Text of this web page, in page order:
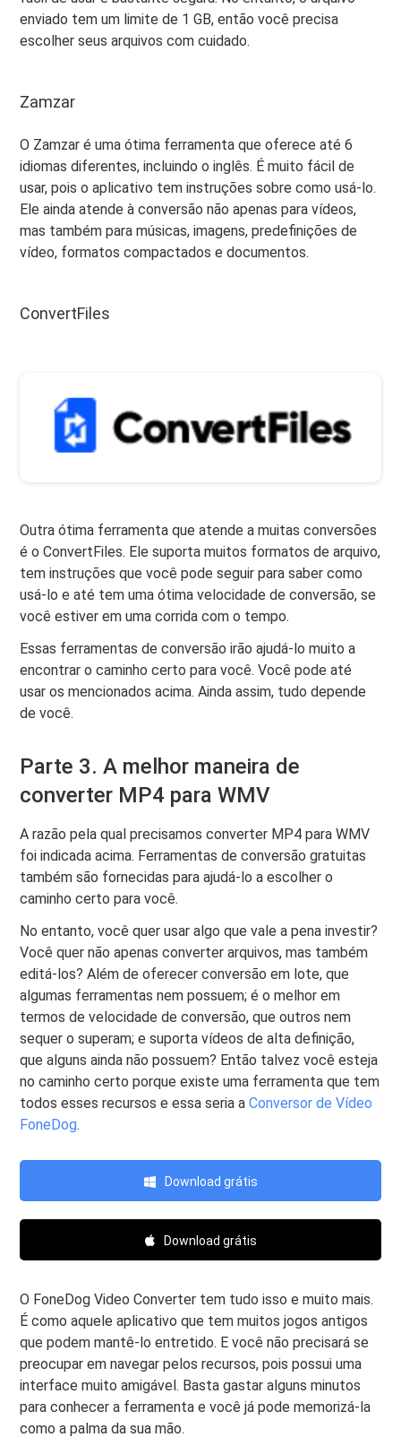
enviado tem um limite de 1 GB, então você precisa
escolher seus arquivos com cuidado.
Zamzar
O Zamzar é uma ótima ferramenta que oferece até 6
idiomas diferentes, incluindo o inglês. É muito fácil de
usar, pois o aplicativo tem instruções sobre como usá-lo.
Ele ainda atende à conversão não apenas para vídeos,
mas também para músicas, imagens, predefinições de
vídeo, formatos compactados e documentos.
ConvertFiles
Outra ótima ferramenta que atende a muitas conversões
é o ConvertFiles. Ele suporta muitos formatos de arquivo,
tem instruções que você pode seguir para saber como
usá-lo e até tem uma ótima velocidade de conversão, se
você estiver em uma corrida com o tempo.
Essas ferramentas de conversão irão ajudá-lo muito a
encontrar o caminho certo para você. Você pode até
usar os mencionados acima. Ainda assim, tudo depende
de você.
Parte 3. A melhor maneira de
converter MP4 para WMV
A razão pela qual precisamos converter MP4 para WMV
foi indicada acima. Ferramentas de conversão gratuitas
também são fornecidas para ajudá-lo a escolher o
caminho certo para você.
No entanto, você quer usar algo que vale a pena investir?
Você quer não apenas converter arquivos, mas também
editá-los? Além de oferecer conversão em lote, que
algumas ferramentas nem possuem; é o melhor em
termos de velocidade de conversão, que outros nem
sequer o superam; e suporta vídeos de alta definição,
que alguns ainda não possuem? Então talvez você esteja
no caminho certo porque existe uma ferramenta que tem
todos esses recursos e essa seria aConversor de Vídeo
FoneDog.
Download grátis
Download grátis
O FoneDog Video Converter tem tudo isso e muito mais.
É como aquele aplicativo que tem muitos jogos antigos
que podem mantê-lo entretido. E você não precisará se
preocupar em navegar pelos recursos, pois possui uma
interface muito amigável. Basta gastar alguns minutos
para conhecer a ferramenta e você já pode memorizá-la
como a palma da sua mão.